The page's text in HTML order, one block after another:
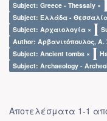
Subject: Greece - Thessaly ×
Subject: Ελλάδα -
Subject: Αρχαιολογία ×
Author: Αρβανιτόπουλος, Α.
Subject: Ancient tombs ×
Subject: Archaeology -
Αποτελέσματα 1-1